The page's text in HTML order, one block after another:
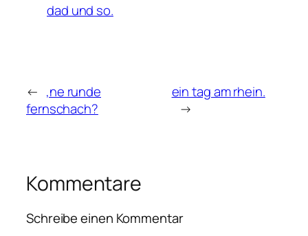
dad und so.
← ‚ne runde
fernschach?
ein tag am rhein.
→
Kommentare
Schreibe einen Kommentar